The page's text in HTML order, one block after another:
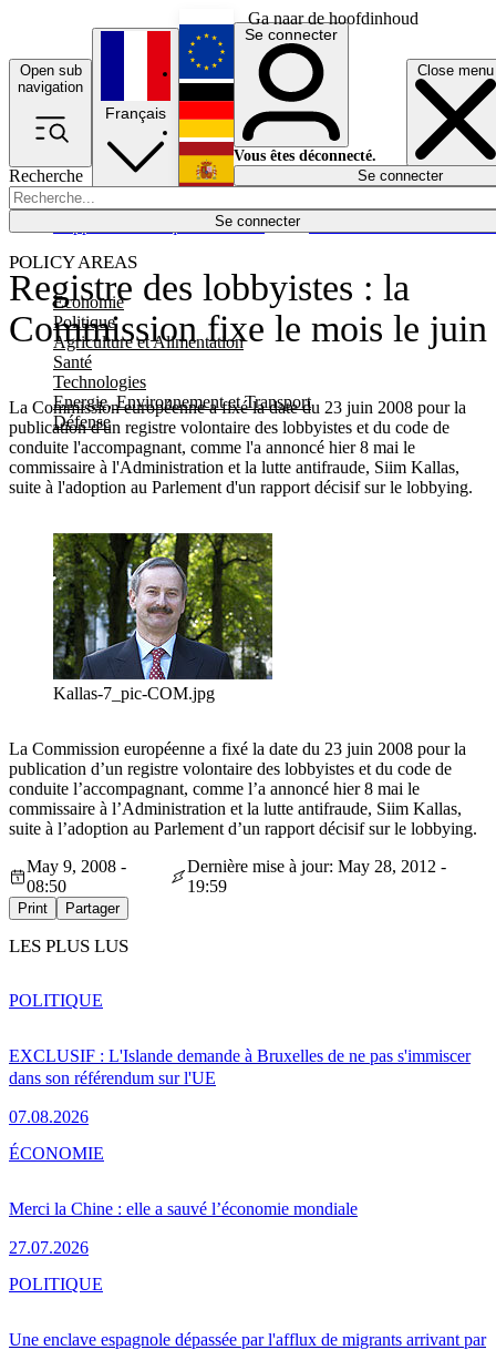
Ga naar de hoofdinhoud
Open sub
navigation
Close menu
Recherche
Se connecter
POLICY AREAS
Economie
Politique
Agriculture et Alimentation
Santé
Technologies
Energie, Environnement et Transport
Défense
Économie
Français
English
Deutsch
Español
Se connecter
Vous êtes déconnecté.
Se connecter
Registre des lobbyistes : la
Commission fixe le mois le juin
La Commission européenne a fixé la date du 23 juin 2008 pour la
publication d'un registre volontaire des lobbyistes et du code de
conduite l'accompagnant, comme l'a annoncé hier 8 mai le
commissaire à l'Administration et la lutte antifraude, Siim Kallas,
suite à l'adoption au Parlement d'un rapport décisif sur le lobbying.
Kallas-7_pic-COM.jpg
La Commission européenne a fixé la date du 23 juin 2008 pour la
publication d’un registre volontaire des lobbyistes et du code de
conduite l’accompagnant, comme l’a annoncé hier 8 mai le
commissaire à l’Administration et la lutte antifraude, Siim Kallas,
suite à l’adoption au Parlement d’un rapport décisif sur le lobbying.
May 9, 2008 -
08:50
Dernière mise à jour: May 28, 2012 -
19:59
Print Partager
LES PLUS LUS
EXCLUSIF : L'Islande demande à Bruxelles de ne pas s'immiscer
dans son référendum sur l'UE
07.08.2026
POLITIQUE
Merci la Chine : elle a sauvé l’économie mondiale
27.07.2026
ÉCONOMIE
Une enclave espagnole dépassée par l'afflux de migrants arrivant par
POLITIQUE